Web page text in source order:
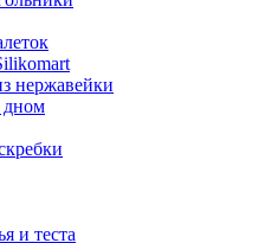
нержавейки
и теста